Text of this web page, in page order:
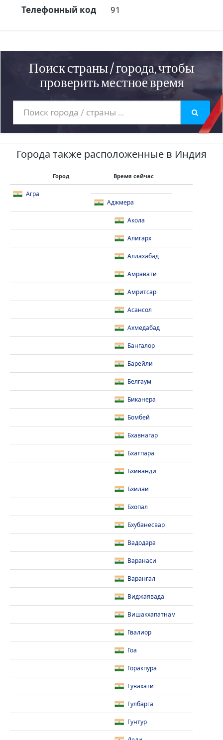
Телефонный код 91
Поиск страны / города, чтобы
проверить местное время
Города также расположенные в Индия
Город Время сейчас
Агра
Аджмера
Акола
Алигарх
Аллахабад
Амравати
Амритсар
Асансол
Ахмедабад
Бангалор
Барейли
Белгаум
Биканера
Бомбей
Бхавнагар
Бхатпара
Бхиванди
Бхилаи
Бхопал
Бхубанесвар
Вадодара
Варанаси
Варангал
Виджаявада
Вишакхапатнам
Гвалиор
Гоа
Горакпура
Гувахати
Гулбарга
Гунтур